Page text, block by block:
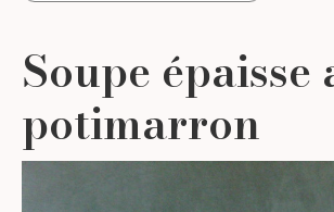
Soupe épaisse
potimarron